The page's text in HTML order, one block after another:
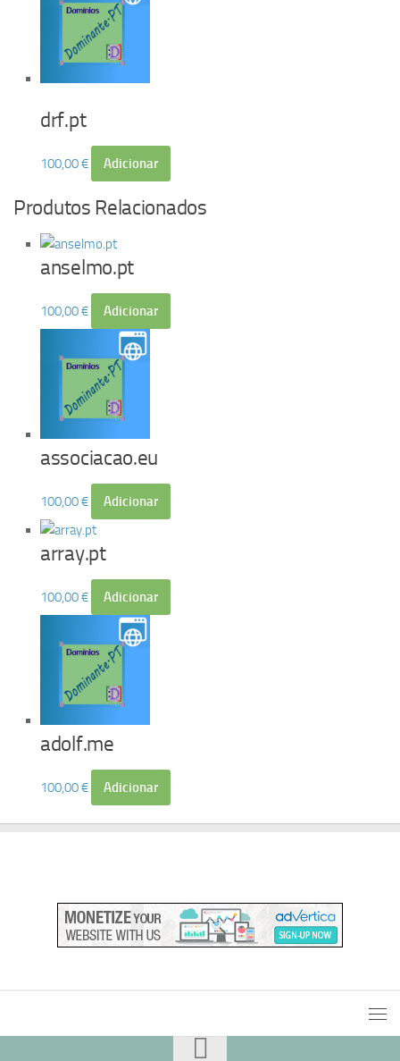
drf.pt
100,00€ Adicionar
Produtos Relacionados
anselmo.pt
100,00€ Adicionar
associacao.eu
100,00€ Adicionar
array.pt
100,00€ Adicionar
adolf.me
100,00€ Adicionar